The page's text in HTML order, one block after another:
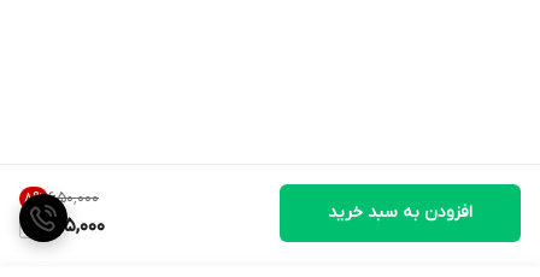
۶۵۰٬۰۰۰ 8%
595,000
افزودن به سبد خرید